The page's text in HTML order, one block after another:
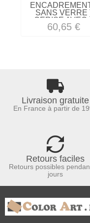
SANS VERRE
CERISE AVEC...
60,65 €
Livraison gratuite
En France à partir de
Retours faciles
Retours possibles
jours